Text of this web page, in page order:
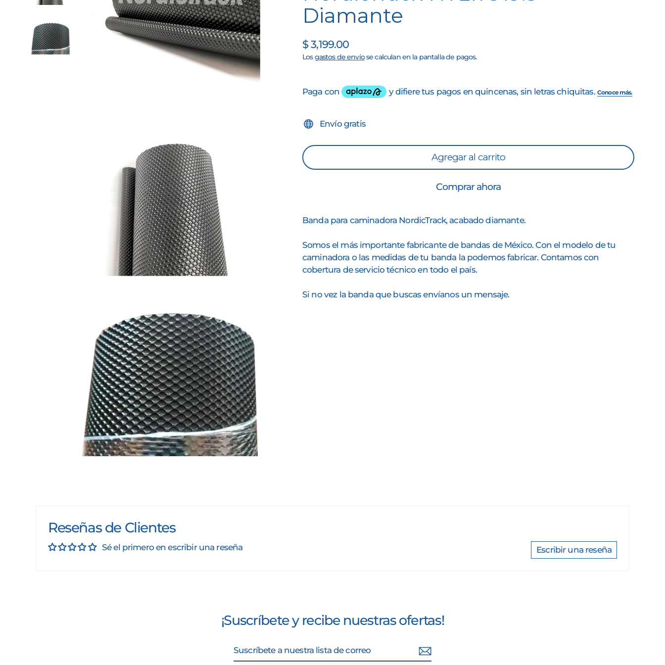
Diamante
Precio
habitual
$ 3,199.00
Losgastos de envíose calculan en la pantalla de pagos.
Envío gratis
Agregar al carrito
Comprar ahora
Banda para caminadora NordicTrack, acabado diamante.
Somos el más importante fabricante de bandas de México. Con el modelo de tu
caminadora o las medidas de tu banda la podemos fabricar. Contamos con
cobertura de servicio técnico en todo el país.
Si no vez la banda que buscas envíanos un mensaje.
Reseñas de Clientes
Sé el primero en escribir una reseña Escribir una reseña
¡Suscríbete y recibe nuestras ofertas!